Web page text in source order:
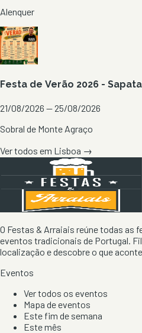
Alenquer
Festa de Verão 2026 -
21/08/2026 — 25/08/2026
Sobral de Monte Agraço
Ver todos em Lisboa →
O Festas & Arraiais reúne todas as
eventos tradicionais de Portugal.
localização e descobre o que
Eventos
Ver todos os eventos
Mapa de eventos
Este fim de semana
Este mês